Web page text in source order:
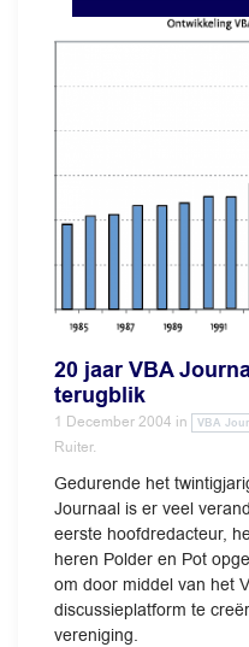
20 jaar VBA
terugblik
1 December 2004 in VBA
Ruiter.
Gedurende het
Journaal is er veel
eerste hoofdredacteur,
heren Polder en Pot
om door middel van het
discussieplatform te
vereniging.